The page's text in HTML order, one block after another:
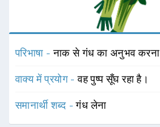
परिभाषा -नाक से गंध का अनुभव करना
वाक्य में प्रयोग -वह पुष्प सूँघ रहा है।
समानार्थी शब्द -गंध लेना